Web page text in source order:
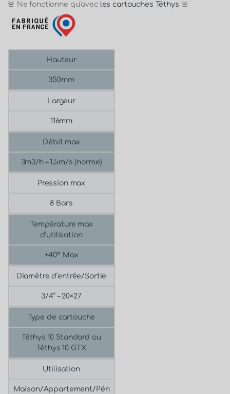
🚨 Ne fonctionne qu’avec les cartouches Téthys 🚨
Hauteur
350mm
Largeur
116mm
Débit max
3m3/h – 1,5m/s (norme)
Pression max
8 Bars
Température max
d’utilisation
+40° Max
Diamètre d’entrée/Sortie
3/4” – 20×27
Type de cartouche
Téthys 10 Standard ou
Téthys 10 GTX
Utilisation
Maison/Appartement/Pén